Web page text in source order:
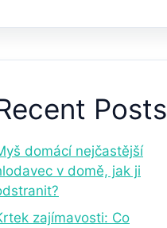
Posts
domácí nejčastější
v domě, jak ji
zajímavosti: Co